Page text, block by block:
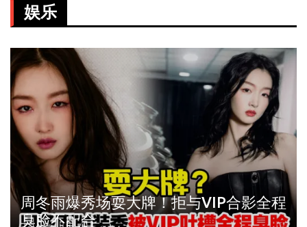
娱乐
周冬雨爆秀场耍大牌！拒与VIP合影全程
臭脸不配合